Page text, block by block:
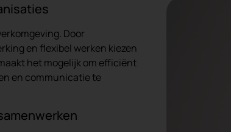
Door
en flexibel werken kiezen
het mogelijk om efficiënt
en communicatie te